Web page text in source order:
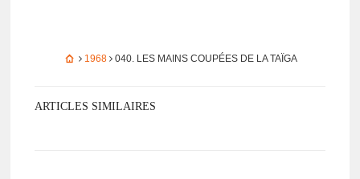
1968 040. LES MAINS COUPÉES DE LA TAÏGA
ARTICLES SIMILAIRES